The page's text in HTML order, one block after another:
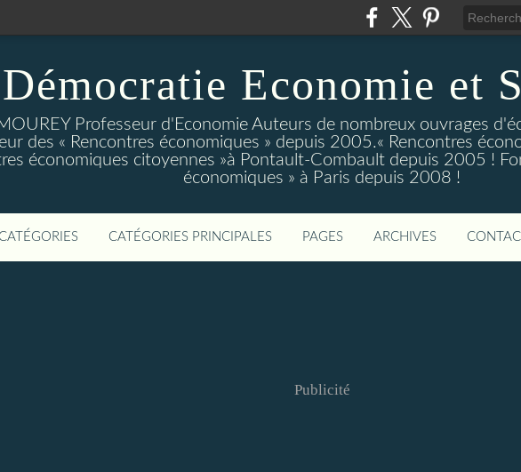
Démocratie Economie et
Professeur d'Economie Auteurs de nombreux ouvrages
des « Rencontres économiques » depuis 2005.« Rencontres
économiques citoyennes »à Pontault-Combault depuis 2005 !
économiques » à Paris depuis 2008 !
CATÉGORIES PRINCIPALES PAGES ARCHIVES
Publicité